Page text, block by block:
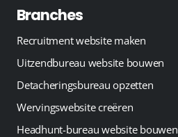
Branches
Recruitment website maken
Uitzendbureau website bouwen
Detacheringsbureau opzetten
Wervingswebsite creëren
Headhunt-bureau website bouwen